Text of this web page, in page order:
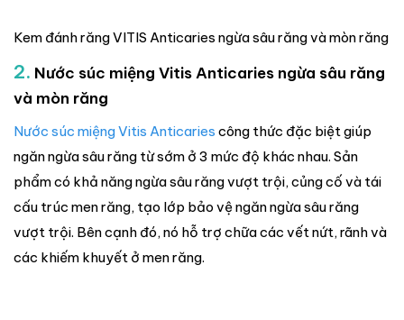
Kem đánh răng VITIS Anticaries ngừa sâu răng và mòn răng
2. Nước súc miệng Vitis Anticaries ngừa sâu răng
và mòn răng
Nước súc miệng Vitis Anticaries công thức đặc biệt giúp
ngăn ngừa sâu răng từ sớm ở 3 mức độ khác nhau. Sản
phẩm có khả năng ngừa sâu răng vượt trội, củng cố và tái
cấu trúc men răng, tạo lớp bảo vệ ngăn ngừa sâu răng
vượt trội. Bên cạnh đó, nó hỗ trợ chữa các vết nứt, rãnh và
các khiếm khuyết ở men răng.